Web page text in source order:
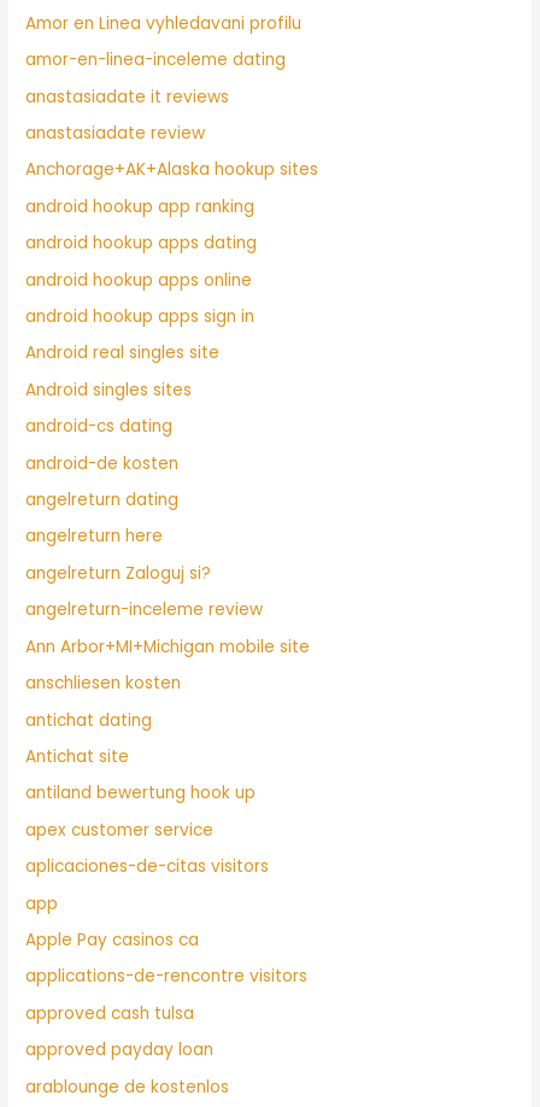
Amor en Linea vyhledavani profilu
amor-en-linea-inceleme dating
anastasiadate it reviews
anastasiadate review
Anchorage+AK+Alaska hookup sites
android hookup app ranking
android hookup apps dating
android hookup apps online
android hookup apps sign in
Android real singles site
Android singles sites
android-cs dating
android-de kosten
angelreturn dating
angelreturn here
angelreturn Zaloguj si?
angelreturn-inceleme review
Ann Arbor+MI+Michigan mobile site
anschliesen kosten
antichat dating
Antichat site
antiland bewertung hook up
apex customer service
aplicaciones-de-citas visitors
app
Apple Pay casinos ca
applications-de-rencontre visitors
approved cash tulsa
approved payday loan
arablounge de kostenlos